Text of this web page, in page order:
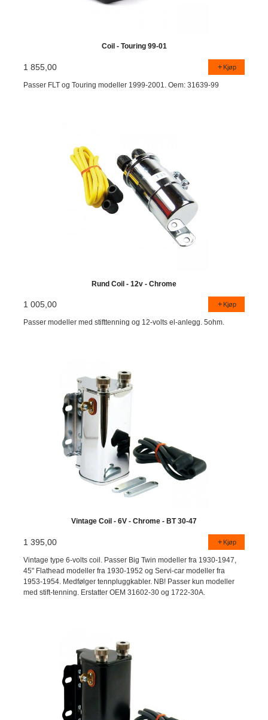
Coil - Touring 99-01
1 855,00 Kjøp
Passer FLT og Touring modeller 1999-2001. Oem: 31639-99
Rund Coil - 12v - Chrome
1 005,00 Kjøp
Passer modeller med stifttenning og 12-volts el-anlegg. 5ohm.
Vintage Coil - 6V - Chrome - BT 30-47
1 395,00 Kjøp
Vintage type 6-volts coil. Passer Big Twin modeller fra 1930-1947,
45" Flathead modeller fra 1930-1952 og Servi-car modeller fra
1953-1954. Medfølger tennpluggkabler. NB! Passer kun modeller
med stift-tenning. Erstatter OEM 31602-30 og 1722-30A.